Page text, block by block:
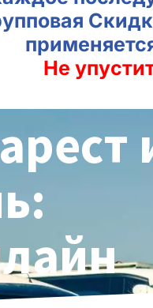
Не